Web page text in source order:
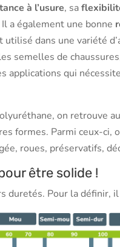
à l’usure, sa
a également une bonne
dans une variété
semelles de
applications qui
on retrouve
formes. Parmi ceux-ci,
roues, préservatifs,
être solide !
duretés. Pour la définir,